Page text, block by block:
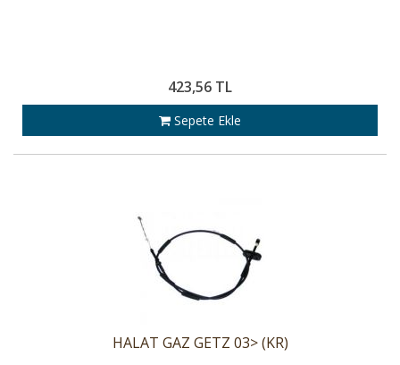
423,56 TL
Sepete Ekle
HALAT GAZ GETZ 03> (KR)